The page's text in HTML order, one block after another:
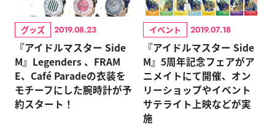
グッズ 2019.08.23
『アイドルマスター Side
M』Legenders 、FRAM
E、Café Paradeの衣装を
モチーフにした腕時計が予
約スタート！
イベント 2019.07.18
『アイドルマスター Side
M』5周年記念フェアがア
ニメイトにて開催、オン
リーショップやイベント
サテライト上映などが実
施